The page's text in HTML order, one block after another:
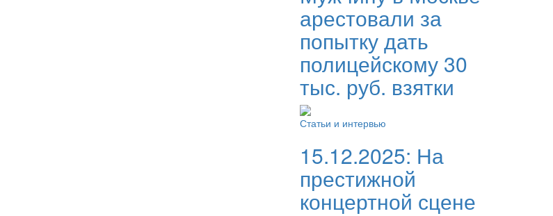
арестовали за
попытку дать
полицейскому 30
тыс. руб. взятки
Статьи и интервью
15.12.2025: На
престижной
концертной сцене